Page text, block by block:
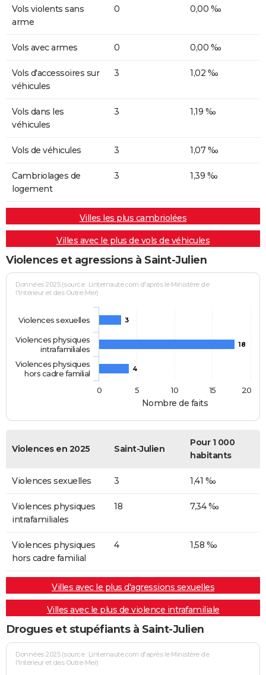
Vols violents sans
arme
0 0,00 ‰
Vols avec armes 0 0,00 ‰
Vols d'accessoires sur
véhicules
3 1,02 ‰
Vols dans les
véhicules
3 1,19 ‰
Vols de véhicules 3 1,07 ‰
Cambriolages de
logement
3 1,39 ‰
Villes les plus cambriolées
Villes avec le plus de vols de véhicules
Violences et agressions à Saint-Julien
Nombre de faits
Données 2025 (source : Linternaute.com d'après le Ministère de
l'Intérieur et des Outre-Mer)
3
18
4
Violences sexuelles
Violences physiques
intrafamiliales
Violences physiques
hors cadre familial
0
5 10 15 20
Violences en 2025 Saint-Julien
Pour 1 000
habitants
Violences sexuelles 3 1,41 ‰
Violences physiques
intrafamiliales
18 7,34 ‰
Violences physiques
hors cadre familial
4 1,58 ‰
Villes avec le plus d'agressions sexuelles
Villes avec le plus de violence intrafamiliale
Drogues et stupéfiants à Saint-Julien
Données 2025 (source : Linternaute.com d'après le Ministère de
l'Intérieur et des Outre-Mer)